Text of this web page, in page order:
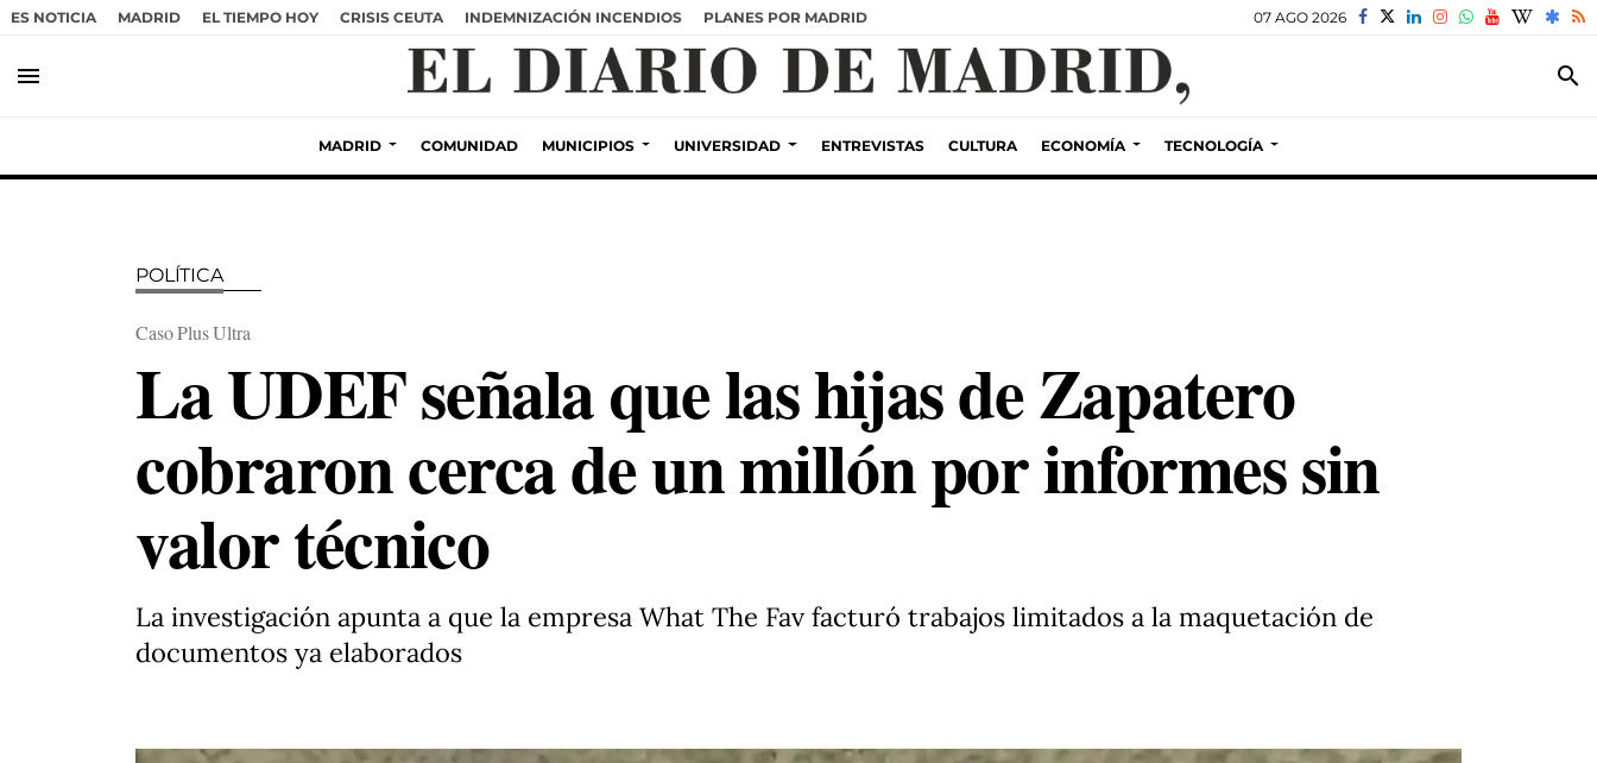
ES NOTICIA MADRID EL TIEMPO HOY CRISIS CEUTA INDEMNIZACIÓN INCENDIOS PLANES POR MADRID 07 AGO 2026
menu search
MADRID COMUNIDAD MUNICIPIOS UNIVERSIDAD ENTREVISTAS CULTURA ECONOMÍA TECNOLOGÍA
POLÍTICA
Caso Plus Ultra
La UDEF señala que las hijas de Zapatero
cobraron cerca de un millón por informes sin
valor técnico
La investigación apunta a que la empresa What The Fav facturó trabajos limitados a la maquetación de
documentos ya elaborados